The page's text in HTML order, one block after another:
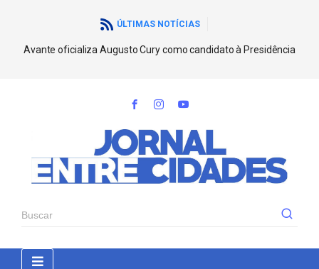
ÚLTIMAS NOTÍCIAS
Avante oficializa Augusto Cury como candidato à Presidência